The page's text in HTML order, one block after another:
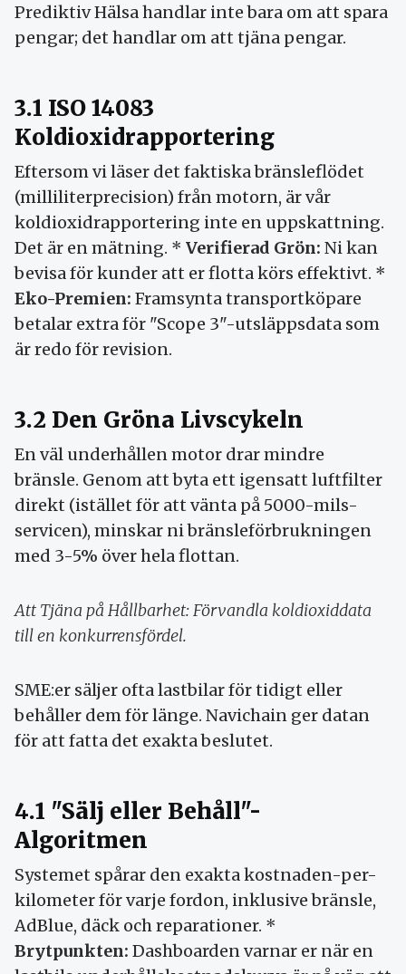
Prediktiv Hälsa handlar inte bara om att spara
pengar; det handlar om att tjäna pengar.
3.1 ISO 14083
Koldioxidrapportering
Eftersom vi läser det faktiska bränsleflödet
(milliliterprecision) från motorn, är vår
koldioxidrapportering inte en uppskattning.
Det är en mätning. * Verifierad Grön: Ni kan
bevisa för kunder att er flotta körs effektivt. *
Eko-Premien: Framsynta transportköpare
betalar extra för "Scope 3"-utsläppsdata som
är redo för revision.
3.2 Den Gröna Livscykeln
En väl underhållen motor drar mindre
bränsle. Genom att byta ett igensatt luftfilter
direkt (istället för att vänta på 5000-mils-
servicen), minskar ni bränsleförbrukningen
med 3-5% över hela flottan.
Att Tjäna på Hållbarhet: Förvandla koldioxiddata
till en konkurrensfördel.
SME:er säljer ofta lastbilar för tidigt eller
behåller dem för länge. Navichain ger datan
för att fatta det exakta beslutet.
4.1 "Sälj eller Behåll"-
Algoritmen
Systemet spårar den exakta kostnaden-per-
kilometer för varje fordon, inklusive bränsle,
AdBlue, däck och reparationer. *
Brytpunkten: Dashboarden varnar er när en